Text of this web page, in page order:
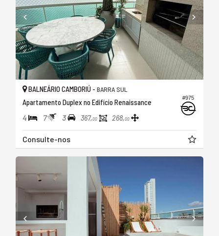
#975
BALNEÁRIO CAMBORIÚ - BARRA SUL
Apartamento Duplex no Edifício Renaissance
4 7 3 367,00 268,00
Consulte-nos